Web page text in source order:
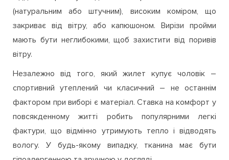
(натуральним або штучним), високим коміром, що
закриває від вітру, або капюшоном. Вирізи пройми
мають бути неглибокими, щоб захистити від поривів
вітру.
Незалежно від того, який жилет купує чоловік –
спортивний утеплений чи класичний – не останнім
фактором при виборі є матеріал. Ставка на комфорт у
повсякденному житті робить популярними легкі
фактури, що відмінно утримують тепло і відводять
вологу. У будь-якому випадку, тканина має бути
гіпоалергенною та зручною у догляді.